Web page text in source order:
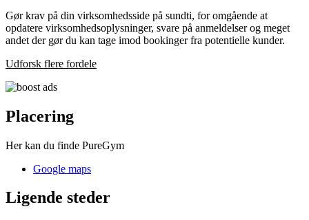
Gør krav på din virksomhedsside på sundti, for omgående at
opdatere virksomhedsoplysninger, svare på anmeldelser og meget
andet der gør du kan tage imod bookinger fra potentielle kunder.
Udforsk flere fordele
Placering
Her kan du finde PureGym
Google maps
Ligende steder